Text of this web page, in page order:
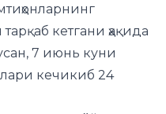
кетгани ҳақида
7 июнь куни
кечикиб 24